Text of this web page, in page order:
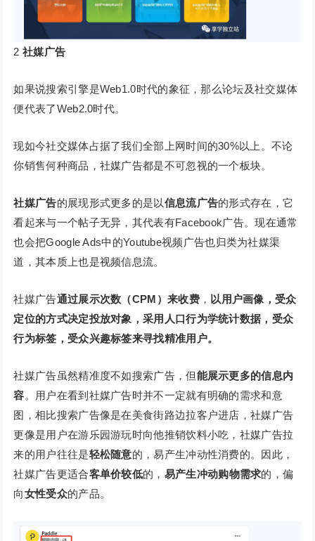
2社媒广告
如果说搜索引擎是Web1.0时代的象征，那么论坛及社交媒体
便代表了Web2.0时代。
现如今社交媒体占据了我们全部上网时间的30%以上。不论
你销售何种商品，社媒广告都是不可忽视的一个板块。
社媒广告的展现形式更多的是以信息流广告的形式存在，它
看起来与一个帖子无异，其代表有Facebook广告。现在通常
也会把Google Ads中的Youtube视频广告也归类为社媒渠
道，其本质上也是视频信息流。
社媒广告通过展示次数（CPM）来收费， 以用户画像，受众
定位的方式决定投放对象 ，采用人口行为学统计数据，受众
行为标签，受众兴趣标签来寻找精准用户。
社媒广告虽然精准度不如搜索广告，但能展示更多的信息内
容。用户在看到社媒广告时并不一定就有明确的需求和意
图，相比搜索广告像是在美食街路边拉客户进店，社媒广告
更像是用户在游乐园游玩时向他推销饮料小吃，社媒广告拉
来的用户往往是轻松随意的，易产生冲动性消费的。因此，
社媒广告更适合客单价较低的， 易产生冲动购物需求的，偏
向女性受众的产品。